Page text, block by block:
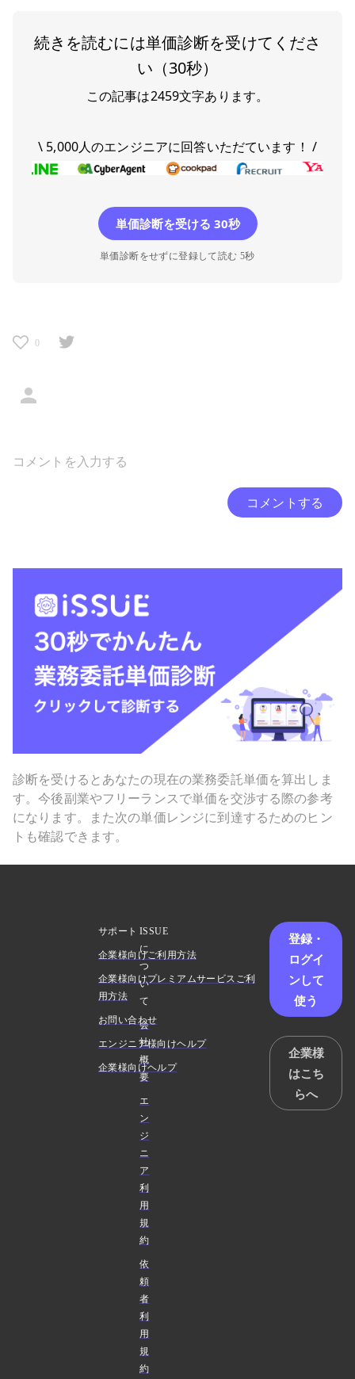
続きを読むには単価診断を受けてくださ
い（30秒）
この記事は2459文字あります。
\ 5,000人のエンジニアに回答いただています！ /
単価診断を受ける 30秒
単価診断をせずに登録して読む 5秒
0
コメントする
診断を受けるとあなたの現在の業務委託単価を算出しま
す。今後副業やフリーランスで単価を交渉する際の参考
になります。また次の単価レンジに到達するためのヒン
トも確認できます。
ISSUE
に
つ
い
て
会
社
概
要
エ
ン
ジ
ニ
ア
利
用
規
約
依
頼
者
利
用
規
約
サポート
企業様向けご利用方法
企業様向けプレミアムサービスご利
用方法
お問い合わせ
エンジニア様向けヘルプ
企業様向けヘルプ
登録・
ログイ
ンして
使う
企業様
はこち
らへ